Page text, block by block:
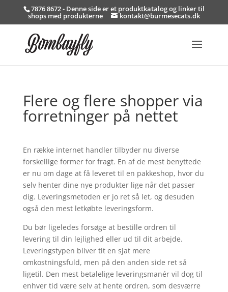
7876 8672 - Denne side er et produktkatalog og linker til
shops med produkterne kontakt@burmesecats.dk
Flere og flere shopper via
forretninger på nettet
En række internet handler tilbyder nu diverse
forskellige former for fragt. En af de mest benyttede
er nu om dage at få leveret til en pakkeshop, hvor du
selv henter dine nye produkter lige når det passer
dig. Leveringsmetoden er jo ret så let, og desuden
også den mest letkøbte leveringsform.
Du bør ligeledes forsøge at bestille ordren til
levering til din lejlighed eller ud til dit arbejde.
Leveringstypen bliver tit en sjat mere
omkostningsfuld, men på den anden side ret så
ligetil. Den mest betalelige leveringsmanér vil dog til
enhver tid være selv at hente ordren, som desværre